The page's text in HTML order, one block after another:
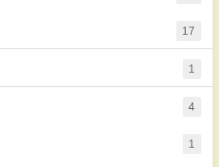
17
1
4
1